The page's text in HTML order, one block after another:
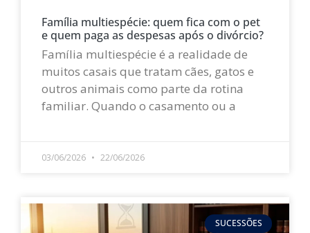
Família multiespécie: quem fica com o pet
e quem paga as despesas após o divórcio?
Família multiespécie é a realidade de
muitos casais que tratam cães, gatos e
outros animais como parte da rotina
familiar. Quando o casamento ou a
03/06/2026 22/06/2026
SUCESSÕES